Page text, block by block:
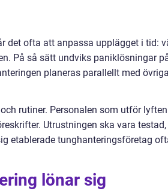
det ofta att anpassa upplägget i tid:
På så sätt undviks paniklösningar
planeras parallellt med övriga
rutiner. Personalen som utför
Utrustningen ska vara testad,
etablerade tunghanteringsföretag
lönar sig